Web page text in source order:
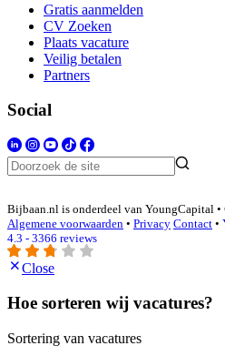
Gratis aanmelden
CV Zoeken
Plaats vacature
Veilig betalen
Partners
Social
Bijbaan.nl is onderdeel van YoungCapital
Algemene voorwaarden • Privacy Contact •
4.3 - 3366 reviews
Close
Hoe sorteren wij vacatures?
Sortering van vacatures